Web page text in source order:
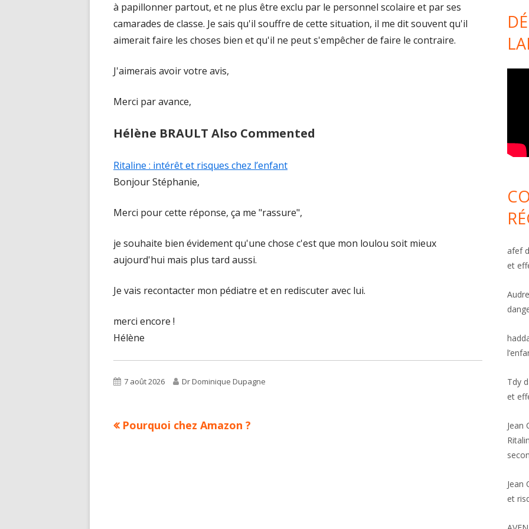
à papillonner partout, et ne plus être exclu par le personnel scolaire et par ses
camarades de classe. Je sais qu'il souffre de cette situation, il me dit souvent qu'il
aimerait faire les choses bien et qu'il ne peut s'empêcher de faire le contraire.
J'aimerais avoir votre avis,
Merci par avance,
Hélène BRAULT Also Commented
Ritaline : intérêt et risques chez l’enfant
Bonjour Stéphanie,
Merci pour cette réponse, ça me "rassure",
je souhaite bien évidement qu'une chose c'est que mon loulou soit mieux
aujourd'hui mais plus tard aussi.
Je vais recontacter mon pédiatre et en rediscuter avec lui.
merci encore !
Hélène
Published
7 août 2026 Author
Dr Dominique Dupagne
Navigation
Previous
Pourquoi chez Amazon ?
afef
et
Tdy
et
Jean
Jean
et